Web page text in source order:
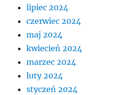
lipiec 2024
czerwiec 2024
maj 2024
kwiecień 2024
marzec 2024
luty 2024
styczeń 2024